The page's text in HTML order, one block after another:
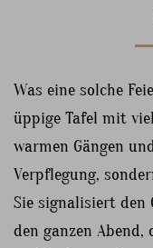
Was eine solche
üppige Tafel mit
warmen Gängen
Verpflegung,
Sie signalisiert den
den ganzen